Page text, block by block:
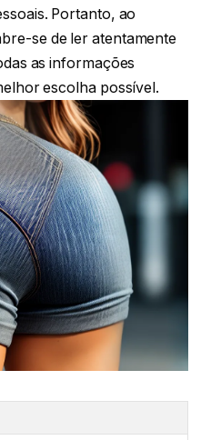
Portanto, ao
se de ler atentamente
as informações
escolha possível.